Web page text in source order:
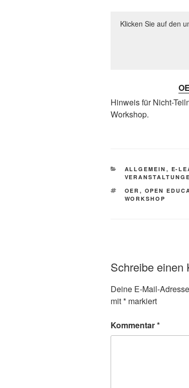
Klicken Sie auf den
Hinweis für Nicht-
Workshop.
KATEGORIEN
ALLGEMEIN , E-
SCHLAGWÖRTER
OER , OPEN
WORKSHOP
Schreibe einen
Deine E-Mail-
mit* markiert
Kommentar*